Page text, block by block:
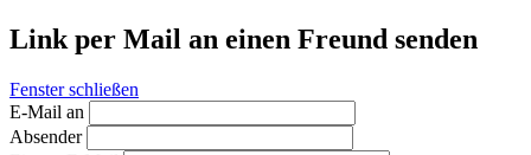
Link per Mail an einen Freund senden
Fenster schließen
E-Mail an
Absender